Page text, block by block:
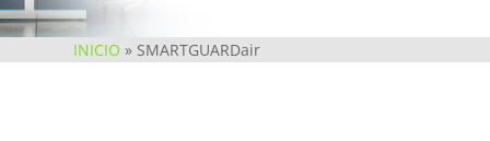
INICIO » SMARTGUARDair